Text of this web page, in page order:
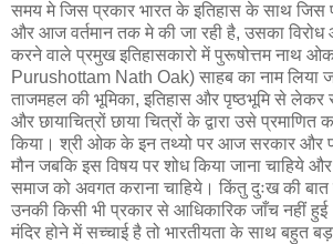
समय मे जिस प्रकार भारत के इतिहास के साथ जिस
और आज वर्तमान तक मे की जा रही है, उसका विरोध
करने वाले प्रमुख इतिहासकारो में पुरूषोत्तम नाथ
Purushottam Nath Oak) साहब का नाम लिया
ताजमहल की भूमिका, इतिहास और पृष्ठभूमि से लेकर
और छायाचित्रों छाया चित्रों के द्वारा उसे
किया। श्री ओक के इन तथ्यो पर आज सरकार और
मौन जबकि इस विषय पर शोध किया जाना चाहिये
समाज को अवगत कराना चाहिये। किंतु दुःख की
उनकी किसी भी प्रकार से आधिकारिक जाँच नहीं
मंदिर होने में सच्चाई है तो भारतीयता के साथ बहुत